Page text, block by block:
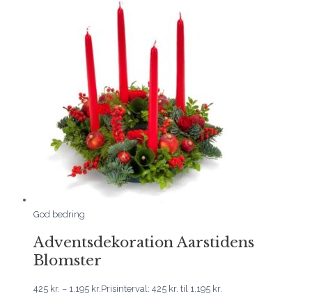
God bedring
Adventsdekoration Aarstidens
Blomster
425 kr. – 1.195 kr. Prisinterval: 425 kr. til 1.195 kr.